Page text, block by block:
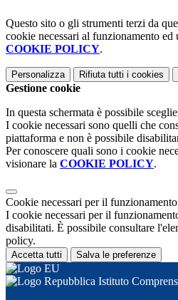
Questo sito o gli strumenti terzi da
cookie necessari al funzionamento
COOKIE POLICY.
Personalizza Rifiuta tutti i cookies
Gestione cookie
In questa schermata è possibile
I cookie necessari sono quelli che
piattaforma e non è possibile
Per conoscere quali sono i cookie
visionare la COOKIE POLICY.
Cookie necessari per il funzionamento
I cookie necessari per il
disabilitati. È possibile consultare
policy.
Accetta tutti Salva le preferenze
Istituto